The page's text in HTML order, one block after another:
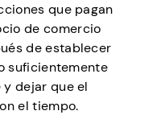
que pagan
de comercio
de establecer
suficientemente
y dejar que el
el tiempo.